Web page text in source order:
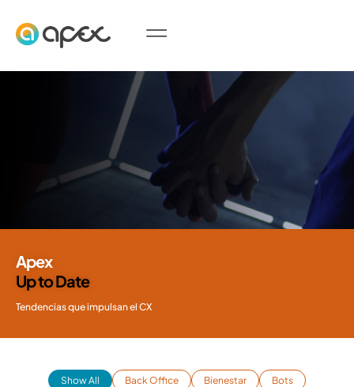
Apex
Up to Date
Tendencias que impulsan el CX
Back Office Bienestar
Bots
Show All